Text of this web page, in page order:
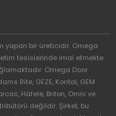
yapan bir üreticidir. Omega
tesislerinde imal etmekte
Omega Door
Rite, GEZE, Kontal, GEM
Häfele, Briton, Omni ve
değildir. Şirket, bu